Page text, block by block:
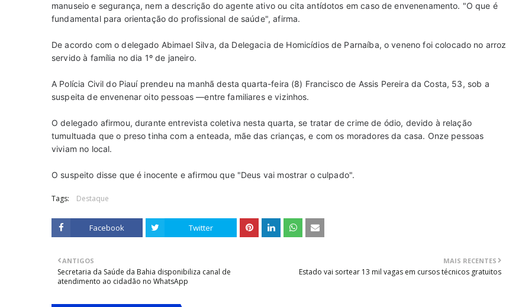
manuseio e segurança, nem a descrição do agente ativo ou cita antídotos em caso de envenenamento. "O que é
fundamental para orientação do profissional de saúde", afirma.
De acordo com o delegado Abimael Silva, da Delegacia de Homicídios de Parnaíba, o veneno foi colocado no arroz
servido à família no dia 1º de janeiro.
A Polícia Civil do Piauí prendeu na manhã desta quarta-feira (8) Francisco de Assis Pereira da Costa, 53, sob a
suspeita de envenenar oito pessoas —entre familiares e vizinhos.
O delegado afirmou, durante entrevista coletiva nesta quarta, se tratar de crime de ódio, devido à relação
tumultuada que o preso tinha com a enteada, mãe das crianças, e com os moradores da casa. Onze pessoas
viviam no local.
O suspeito disse que é inocente e afirmou que "Deus vai mostrar o culpado".
Tags: Destaque
Facebook Twitter
MAIS RECENTES
Estado vai sortear 13 mil vagas em cursos técnicos gratuitos
ANTIGOS
Secretaria da Saúde da Bahia disponibiliza canal de
atendimento ao cidadão no WhatsApp